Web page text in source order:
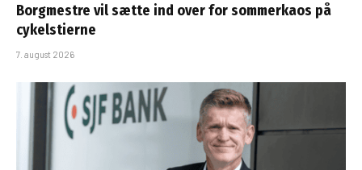
Borgmestre vil sætte ind over for sommerkaos på
cykelstierne
7. august 2026